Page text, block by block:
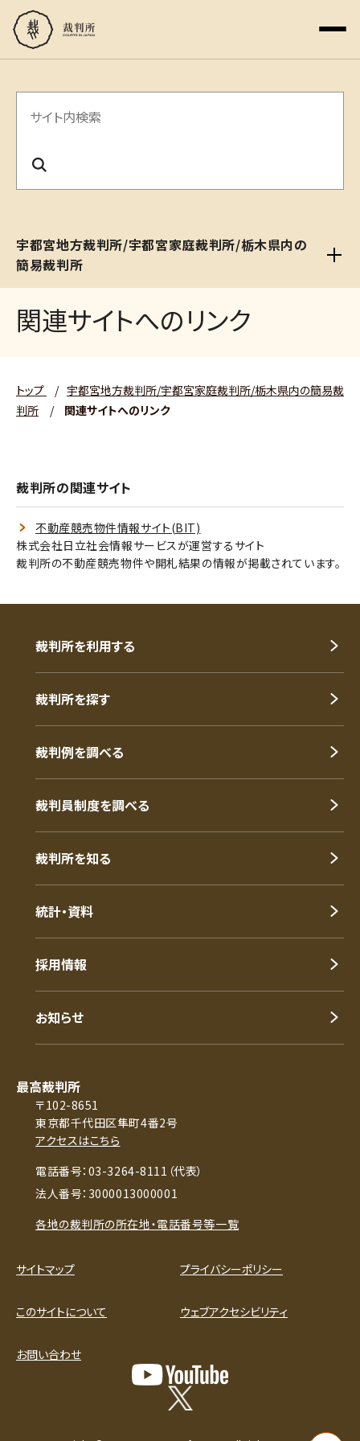
サ
内
索
宇都宮地方裁判所/宇都宮家庭裁判所/栃木県内の
簡易裁判所
関連サイトへのリンク
トップ / 宇都宮地方裁判所/宇都宮家庭裁判所/栃木県内の簡易裁
判所
/ 関連サイトへのリンク
裁判所の関連サイト
不動産競売物件情報サイト(BIT)
株式会社日立社会情報サービスが運営するサイト
裁判所の不動産競売物件や開札結果の情報が掲載されています。
裁判所を利用する
裁判所を探す
裁判例を調べる
裁判員制度を調べる
裁判所を知る
統計・資料
採用情報
お知らせ
最高裁判所
〒102-8651
東京都千代田区隼町4番2号
アクセスはこちら
電話番号：03-3264-8111（代表）
法人番号：3000013000001
各地の裁判所の所在地・電話番号等一覧
サイトマップ プライバシーポリシー
このサイトについて ウェブアクセシビリティ
お問い合わせ